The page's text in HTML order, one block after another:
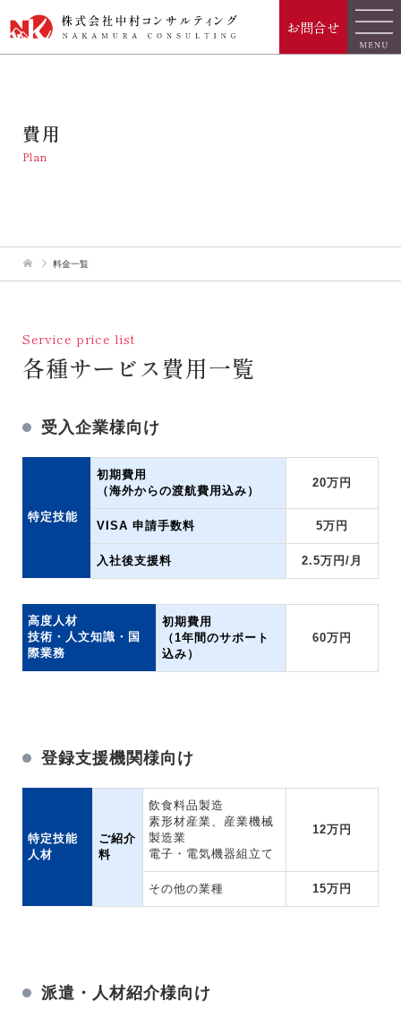
お問合せ
費用
Plan
料金一覧
Service price list
各種サービス費用一覧
受入企業様向け
特定技能
初期費用
（海外からの渡航費用込み）
20万円
VISA 申請手数料 5万円
入社後支援料 2.5万円/月
高度人材
技術・人文知識・国
際業務
初期費用
（1年間のサポート
込み）
60万円
登録支援機関様向け
特定技能
人材
ご紹介
料
飲食料品製造
素形材産業、産業機械
製造業
電子・電気機器組立て
12万円
その他の業種 15万円
派遣・人材紹介様向け